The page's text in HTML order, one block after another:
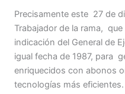
Precisamente este 27 de
Trabajador de la rama,
indicación del General de
igual fecha de 1987, para
enriquecidos con abonos
tecnologías más eficientes.